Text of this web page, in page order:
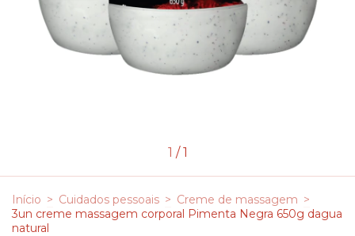
1 /1
Início > Cuidados pessoais > Creme de massagem >
3un creme massagem corporal Pimenta Negra 650g dagua
natural